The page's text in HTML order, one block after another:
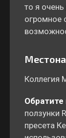
то я
огромное
Коллегия
ползунки
пресета